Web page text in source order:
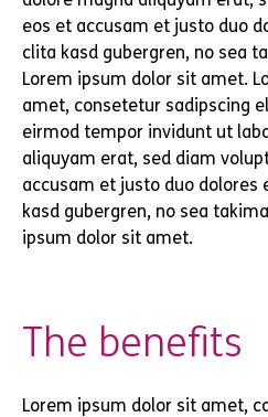
eos et accusam et justo duo
clita kasd gubergren, no sea
Lorem ipsum dolor sit amet.
amet, consetetur sadipscing
eirmod tempor invidunt ut
aliquyam erat, sed diam
accusam et justo duo dolores
kasd gubergren, no sea
ipsum dolor sit amet.
The benefits
Lorem ipsum dolor sit amet,